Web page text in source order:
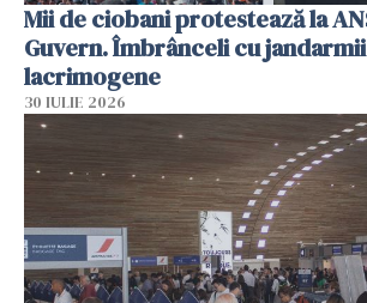
Mii de ciobani protestează la
Guvern. Îmbrânceli cu
lacrimogene
30 IULIE 2026